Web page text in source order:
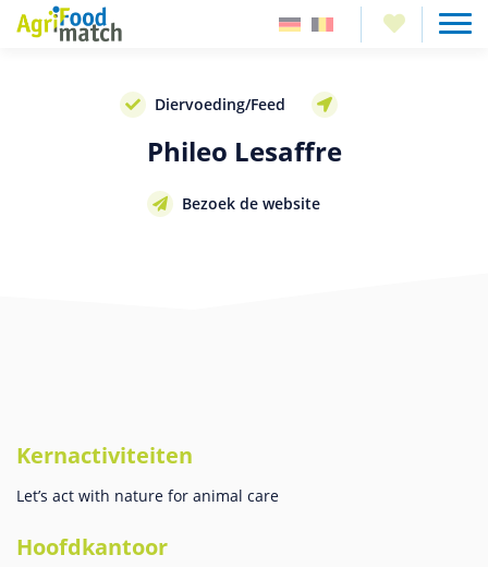
Diervoeding/Feed
Phileo Lesaffre
Bezoek de website
Kernactiviteiten
Let’s act with nature for animal care
Hoofdkantoor